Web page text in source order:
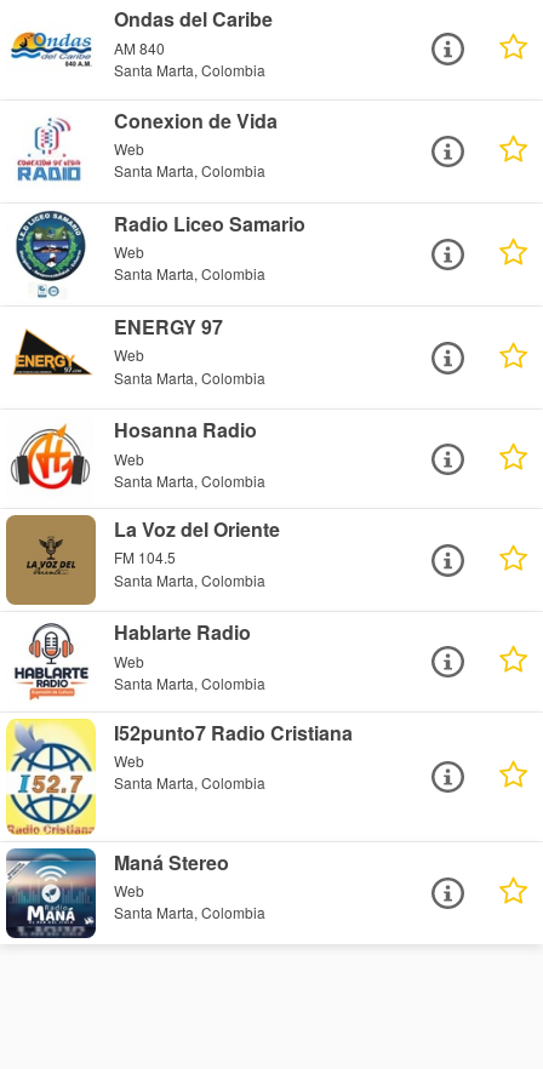
Ondas del Caribe
AM 840
Santa Marta, Colombia
Conexion de Vida
Web
Santa Marta, Colombia
Radio Liceo Samario
Web
Santa Marta, Colombia
ENERGY 97
Web
Santa Marta, Colombia
Hosanna Radio
Web
Santa Marta, Colombia
La Voz del Oriente
FM 104.5
Santa Marta, Colombia
Hablarte Radio
Web
Santa Marta, Colombia
I52punto7 Radio Cristiana
Web
Santa Marta, Colombia
Maná Stereo
Web
Santa Marta, Colombia